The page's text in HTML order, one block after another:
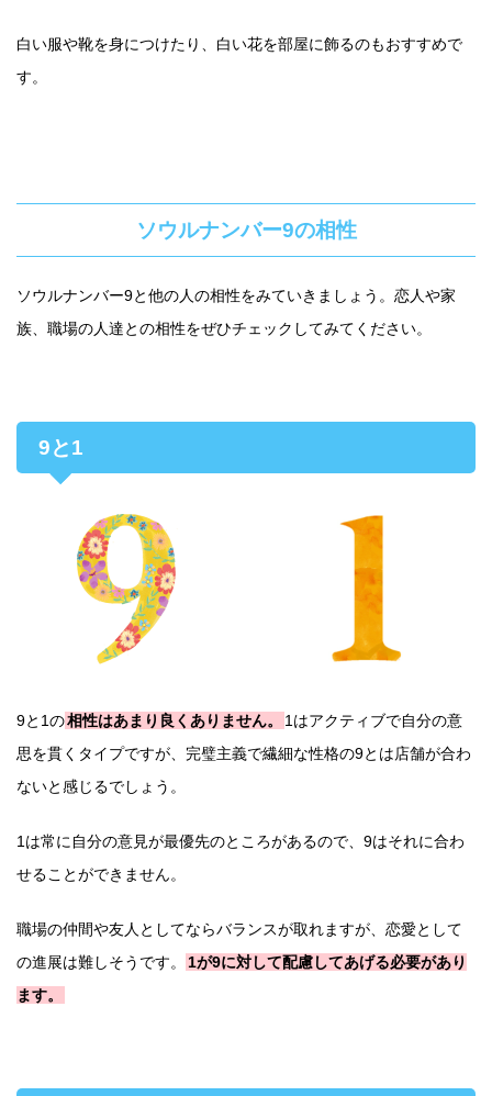
白い服や靴を身につけたり、白い花を部屋に飾るのもおすすめで
す。
ソウルナンバー9の相性
ソウルナンバー9と他の人の相性をみていきましょう。恋人や家
族、職場の人達との相性をぜひチェックしてみてください。
9と1
9と1の相性はあまり良くありません。
1はアクティブで自分の意
思を貫くタイプですが、完璧主義で繊細な性格の9とは店舗が合わ
ないと感じるでしょう。
1は常に自分の意見が最優先のところがあるので、9はそれに合わ
せることができません。
職場の仲間や友人としてならバランスが取れますが、恋愛として
の進展は難しそうです。
1が9に対して配慮してあげる必要があり
ます。